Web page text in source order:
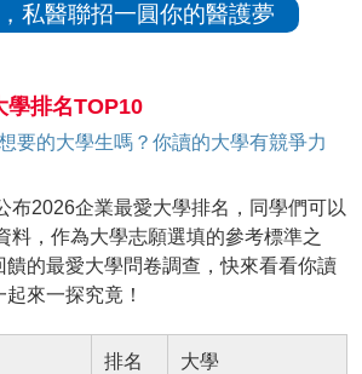
私醫聯招一圓你的醫護夢
學排名TOP10
要的大學生嗎？你讀的大學有競爭力
布2026企業最愛大學排名，同學們可以
料，作為大學志願選填的參考標準之
饋的最愛大學問卷調查，快來看看你讀
來一探究竟！
排名 大學